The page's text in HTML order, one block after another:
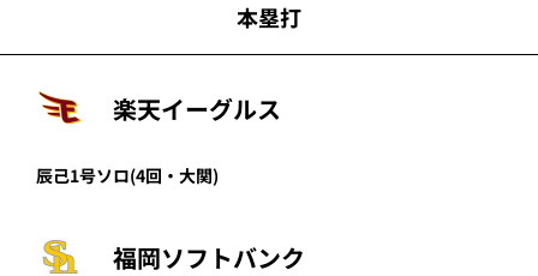
本塁打
楽天イーグルス
辰己1号ソロ(4回・ 大関)
福岡ソフトバンク